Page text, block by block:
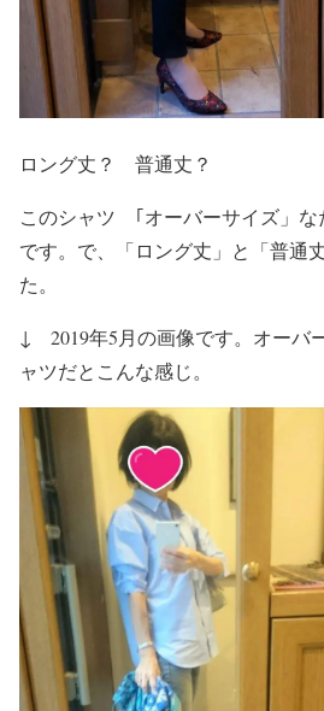
ロング丈？ 普通丈？
このシャツ ｢オーバーサイズ」な
です。で、「ロング丈」と「普通
た。
↓ 2019年5月の画像です。オーバ
ャツだとこんな感じ。